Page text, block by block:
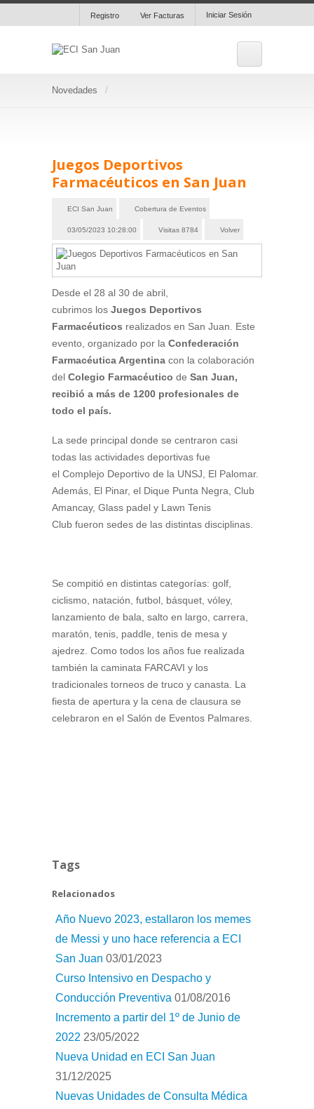
Registro Ver Facturas Iniciar Sesión
Novedades
Juegos Deportivos
Farmacéuticos en San Juan
ECI San Juan Cobertura de Eventos
03/05/2023 10:28:00 Visitas 8784 Volver
Desde el 28 al 30 de abril,
cubrimos los Juegos Deportivos
Farmacéuticos realizados en San Juan.
Este
evento, organizado por la Confederación
Farmacéutica Argentina con la colaboración
del Colegio Farmacéutico de San Juan,
recibió a más de 1200 profesionales de
todo el país.
La sede principal donde se centraron casi
todas las actividades deportivas fue
el Complejo Deportivo de la UNSJ, El Palomar.
Además, El Pinar, el Dique Punta Negra, Club
Amancay, Glass padel y Lawn Tenis
Club fueron sedes de las distintas disciplinas.
Se compitió en distintas categorías: golf,
ciclismo, natación, futbol, básquet, vóley,
lanzamiento de bala, salto en largo, carrera,
maratón, tenis, paddle, tenis de mesa y
ajedrez. Como todos los años fue realizada
también la caminata FARCAVI y los
tradicionales torneos de truco y canasta. La
fiesta de apertura y la cena de clausura se
celebraron en el Salón de Eventos Palmares.
Tags
Relacionados
Año Nuevo 2023, estallaron los memes
de Messi y uno hace referencia a ECI
San Juan 03/01/2023
Curso Intensivo en Despacho y
Conducción Preventiva 01/08/2016
Incremento a partir del 1º de Junio de
2022 23/05/2022
Nueva Unidad en ECI San Juan
31/12/2025
Nuevas Unidades de Consulta Médica